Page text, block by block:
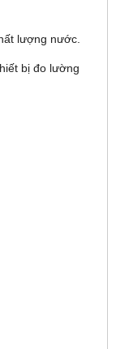
lượng nước.
bị đo lường